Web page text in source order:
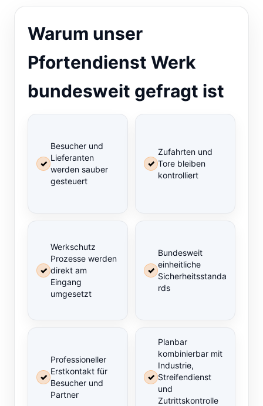
Warum unser
Pfortendienst Werk
bundesweit gefragt ist
✓
Besucher und
Lieferanten
werden sauber
gesteuert
✓
Zufahrten und
Tore bleiben
kontrolliert
✓
Werkschutz
Prozesse werden
direkt am
Eingang
umgesetzt
✓
Bundesweit
einheitliche
Sicherheitsstanda
rds
✓
Professioneller
Erstkontakt für
Besucher und
Partner
✓
Planbar
kombinierbar mit
Industrie,
Streifendienst
und
Zutrittskontrolle